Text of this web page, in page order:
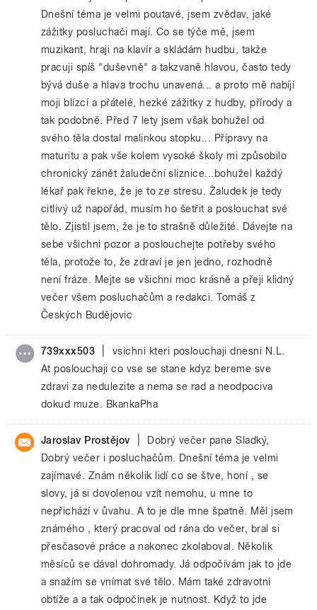
Dnešní téma je velmi poutavé, jsem zvědav, jaké
zážitky posluchači mají. Co se týče mě, jsem
muzikant, hraji na klavír a skládám hudbu, takže
pracuji spíš "duševně" a takzvaně hlavou, často tedy
bývá duše a hlava trochu unavená... a proto mě nabíjí
moji blízcí a přátelé, hezké zážitky z hudby, přírody a
tak podobně. Před 7 lety jsem však bohužel od
svého těla dostal malinkou stopku... Přípravy na
maturitu a pak vše kolem vysoké školy mi způsobilo
chronický zánět žaludeční sliznice...bohužel každý
lékař pak řekne, že je to ze stresu. Žaludek je tedy
citlivý už napořád, musím ho šetřit a poslouchat své
tělo. Zjistil jsem, že je to strašně důležité. Dávejte na
sebe všichni pozor a poslouchejte potřeby svého
těla, protože to, že zdraví je jen jedno, rozhodně
není fráze. Mejte se všichni moc krásně a přeji klidný
večer všem posluchačům a redakci. Tomáš z
Českých Budějovic
739xxx503
vsichni kteri poslouchaji dnesni N.L.
At poslouchaji co vse se stane kdyz bereme sve
zdravi za nedulezite a nema se rad a neodpociva
dokud muze. BkankaPha
Jaroslav Prostějov
Dobrý večer pane Sladký,
Dobrý večer i posluchačům. Dnešní téma je velmi
zajímavé. Znám několik lidí co se štve, honí , se
slovy, já si dovolenou vzít nemohu, u mne to
nepřichází v ůvahu. A to je dle mne špatně. Měl jsem
známého , který pracoval od rána do večer, bral si
přesčasové práce a nakonec zkolaboval. Několik
měsíců se dával dohromady. Já odpočívám jak to jde
a snažím se vnímat své tělo. Mám také zdravotní
obtíže a a tak odpočinek je nutnost. Když to jde